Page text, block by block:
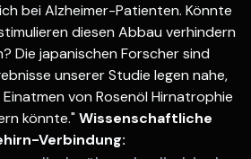
bei Alzheimer-Patienten. Könnte
diesen Abbau verhindern
Die japanischen Forscher sind
unserer Studie legen nahe,
von Rosenöl Hirnatrophie
könnte." Wissenschaftliche
Verbindung: